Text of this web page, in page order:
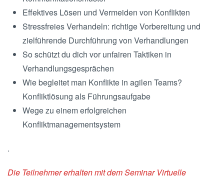
Effektives Lösen und Vermeiden von Konflikten
Stressfreies Verhandeln: richtige Vorbereitung und
zielführende Durchführung von Verhandlungen
So schützt du dich vor unfairen Taktiken in
Verhandlungsgesprächen
Wie begleitet man Konflikte in agilen Teams?
Konfliktlösung als Führungsaufgabe
Wege zu einem erfolgreichen
Konfliktmanagementsystem
.
Die Teilnehmer erhalten mit dem Seminar Virtuelle